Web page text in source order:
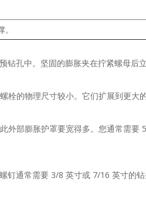
孔中。坚固的膨胀夹在拧紧螺母后立
的物理尺寸较小。它们扩展到更大的
外部膨胀护罩要宽得多。您通常需要
钉通常需要 3/8 英寸或 7/16 英寸的